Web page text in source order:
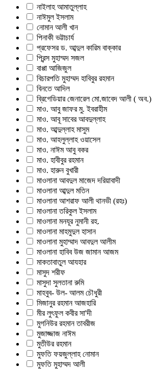
নাইলাহ আমাতুল্লাহ
নাঈমুল ইসলাম
নোমান আলী খান
পিনাকী ভট্টাচার্য
প্রফেসর ড. আব্দুল কারিম বাক্কার
প্রিন্স মুহাম্মদ সজল
বাপ্পা আজিজুল
বিচারপতি মুহাম্মদ হাবিবুর রহমান
বিনতে আদিল
ব্রিগেডিয়ার জেনারেল মো.জাবেদ আলী ( অব.)
মাও. আবু জাফর মু. ইবরাহীম
মাও. আবূ সাবের আবদুল্লাহ
মাও. আব্দুল্লাহ মাসুম
মাও. আহলুল্লাহ ওয়াসেল
মাও. নাঈম আবু বকর
মাও. হাবীবুর রহমান
মাও. হারুন বুখারী
মাওলানা আবদুল মাজেদ দরিয়াবাদী
মাওলানা আব্দুল মতিন
মাওলানা আশরাফ আলী থানভী (রহঃ)
মাওলানা তরিকুল ইসলাম
মাওলানা মনযূর নুমানী রহ.
মাওলানা মাহমুদুল হাসান
মাওলানা মুহাম্মাদ আবদুল আলীম
মাওলানা হাবিব উজ জামান আজম
মাকতাবাতুল আযহার
মাসুদ শরীফ
মাসুদা সুলতানা রুমি
মাহবুব- উল- আলম চৌধুরী
মিজানুর রহমান আজহারি
মীর লুৎফুল কবীর সা'দী
মুগনিউর রহমান তাবরীজ
মুজাজ্জাজ নাঈম
মুতীউর রহমান
মুফতি ফয়জুল্লাহ নোমান
মুফতি মুহাম্মদ আলী